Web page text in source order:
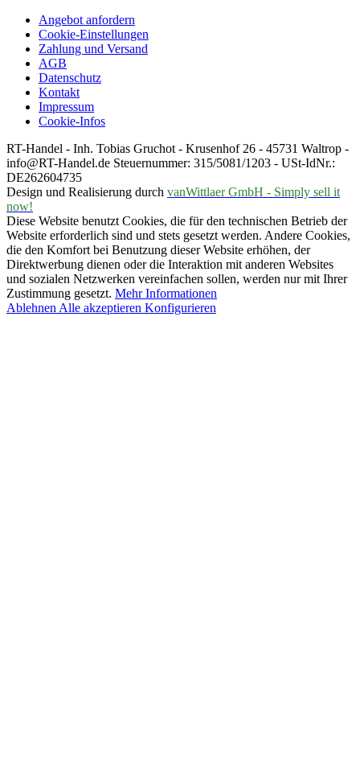
Angebot anfordern
Cookie-Einstellungen
Zahlung und Versand
AGB
Datenschutz
Kontakt
Impressum
Cookie-Infos
RT-Handel - Inh. Tobias Gruchot - Krusenhof 26 - 45731 Waltrop -
info@RT-Handel.de Steuernummer: 315/5081/1203 - USt-IdNr.:
DE262604735
Design und Realisierung durch vanWittlaer GmbH - Simply sell it
now!
Diese Website benutzt Cookies, die für den technischen Betrieb der
Website erforderlich sind und stets gesetzt werden. Andere Cookies,
die den Komfort bei Benutzung dieser Website erhöhen, der
Direktwerbung dienen oder die Interaktion mit anderen Websites
und sozialen Netzwerken vereinfachen sollen, werden nur mit Ihrer
Zustimmung gesetzt. Mehr Informationen
Ablehnen Alle akzeptieren Konfigurieren